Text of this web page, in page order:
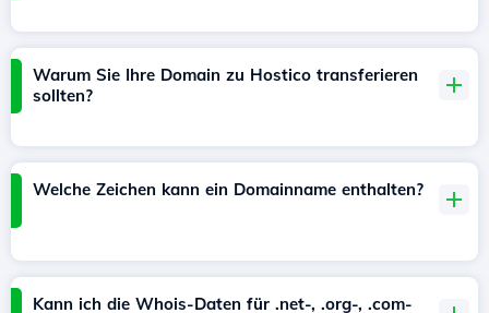
Warum Sie Ihre Domain zu Hostico transferieren
sollten?
Welche Zeichen kann ein Domainname enthalten?
Kann ich die Whois-Daten für .net-, .org-, .com-